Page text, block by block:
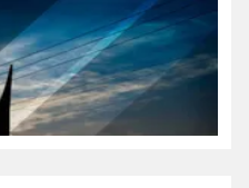
مومنِ مقتدرِ مظلوم